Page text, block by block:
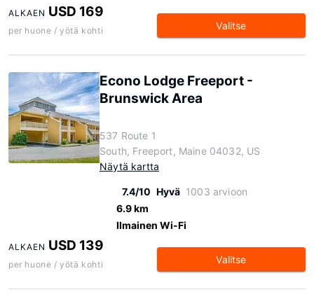
ALKAEN USD 169
per huone / yötä kohti Valitse
Econo Lodge Freeport -
Brunswick Area
537 Route 1
South, Freeport, Maine 04032, US
Näytä kartta
7.4/10 Hyvä 1003 arvioon
6.9 km
Ilmainen Wi-Fi
ALKAEN USD 139
per huone / yötä kohti Valitse